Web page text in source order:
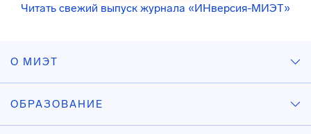
Читать свежий выпуск журнала «ИНверсия-МИЭТ»
О МИЭТ
ОБРАЗОВАНИЕ